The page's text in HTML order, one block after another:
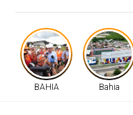
BAHIA Bahia